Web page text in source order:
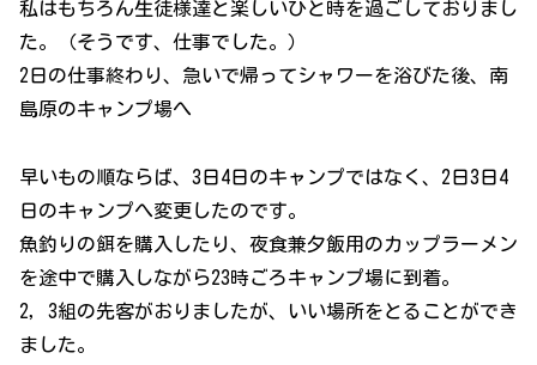
私はもちろん生徒様達と楽しいひと時を過ごしておりまし
た。（そうです、仕事でした。）
2日の仕事終わり、急いで帰ってシャワーを浴びた後、南
島原のキャンプ場へ
早いもの順ならば、3日4日のキャンプではなく、2日3日4
日のキャンプへ変更したのです。
魚釣りの餌を購入したり、夜食兼夕飯用のカップラーメン
を途中で購入しながら23時ごろキャンプ場に到着。
2，3組の先客がおりましたが、いい場所をとることができ
ました。